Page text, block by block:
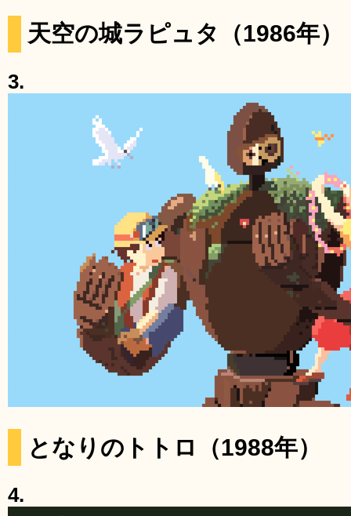
天空の城ラピュタ（1986年）
3.
となりのトトロ（1988年）
4.